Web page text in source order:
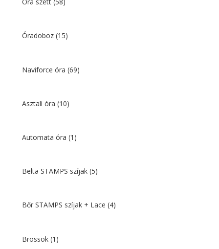
Óradoboz (15)
Naviforce óra (69)
Asztali óra (10)
Automata óra (1)
Belta STAMPS szíjak (5)
Bőr STAMPS szíjak + Lace (4)
Brossok (1)